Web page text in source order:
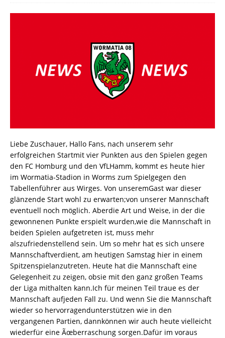
Liebe Zuschauer, Hallo Fans, nach unserem sehr
erfolgreichen Startmit vier Punkten aus den Spielen gegen
den FC Homburg und den VfLHamm, kommt es heute hier
im Wormatia-Stadion in Worms zum Spielgegen den
Tabellenführer aus Wirges. Von unseremGast war dieser
glänzende Start wohl zu erwarten;von unserer Mannschaft
eventuell noch möglich. Aberdie Art und Weise, in der die
gewonnenen Punkte erspielt wurden,wie die Mannschaft in
beiden Spielen aufgetreten ist, muss mehr
alszufriedenstellend sein. Um so mehr hat es sich unsere
Mannschaftverdient, am heutigen Samstag hier in einem
Spitzenspielanzutreten. Heute hat die Mannschaft eine
Gelegenheit zu zeigen, obsie mit den ganz großen Teams
der Liga mithalten kann.Ich für meinen Teil traue es der
Mannschaft aufjeden Fall zu. Und wenn Sie die Mannschaft
wieder so hervorragendunterstützen wie in den
vergangenen Partien, dannkönnen wir auch heute vielleicht
wiederfür eine Ãœberraschung sorgen.Dafür im voraus